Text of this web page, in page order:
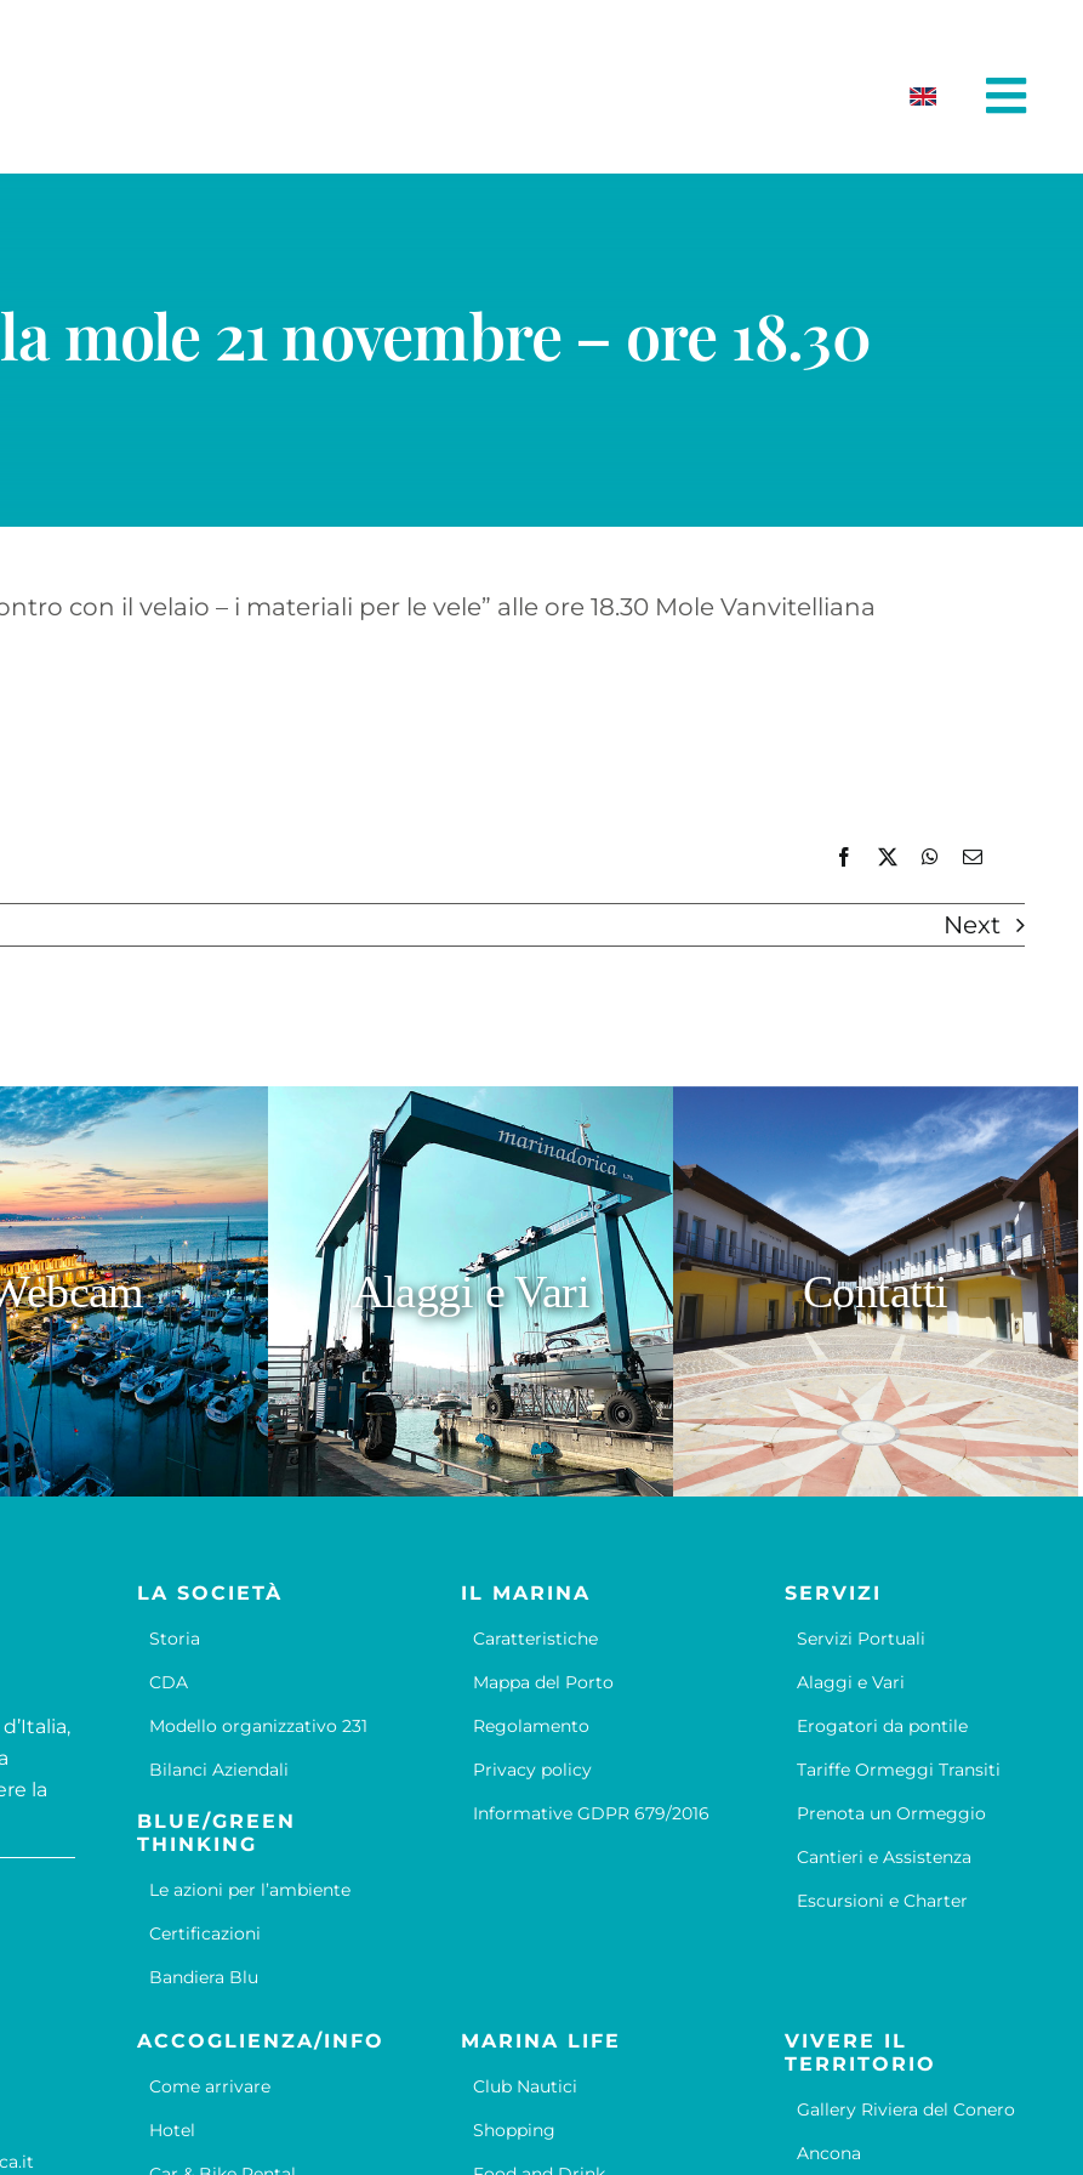
mole 21 novembre – ore 18.30
con il velaio – i materiali per le vele” alle ore 18.30 Mole Vanvitelliana
Next
Alaggi e Vari Contatti
la
LA SOCIETÀ
Storia
CDA
Modello organizzativo 231
Bilanci Aziendali
BLUE/GREEN
THINKING
Le azioni per l’ambiente
Certificazioni
Bandiera Blu
IL MARINA
Caratteristiche
Mappa del Porto
Regolamento
Privacy policy
Informative GDPR 679/2016
SERVIZI
Servizi Portuali
Alaggi e Vari
Erogatori da pontile
Tariffe Ormeggi Transiti
Prenota un Ormeggio
Cantieri e Assistenza
Escursioni e Charter
ACCOGLIENZA/INFO
Come arrivare
Hotel
MARINA LIFE
Club Nautici
Shopping
VIVERE IL
TERRITORIO
Gallery Riviera del Conero
Ancona